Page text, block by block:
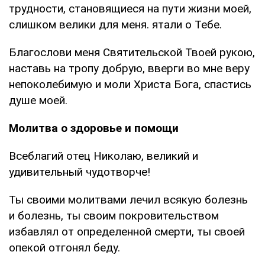
трудности, становящиеся на пути жизни моей,
слишком велики для меня. ятали о Тебе.
Благослови меня Святительской Твоей рукою,
наставь на тропу добрую, вверги во мне веру
непоколебимую и моли Христа Бога, спастись
душе моей.
Молитва о здоровье и помощи
Всеблагий отец Николаю, великий и
удивительный чудотворче!
Ты своими молитвами лечил всякую болезнь
и болезнь, ты своим покровительством
избавлял от определенной смерти, ты своей
опекой отгонял беду.